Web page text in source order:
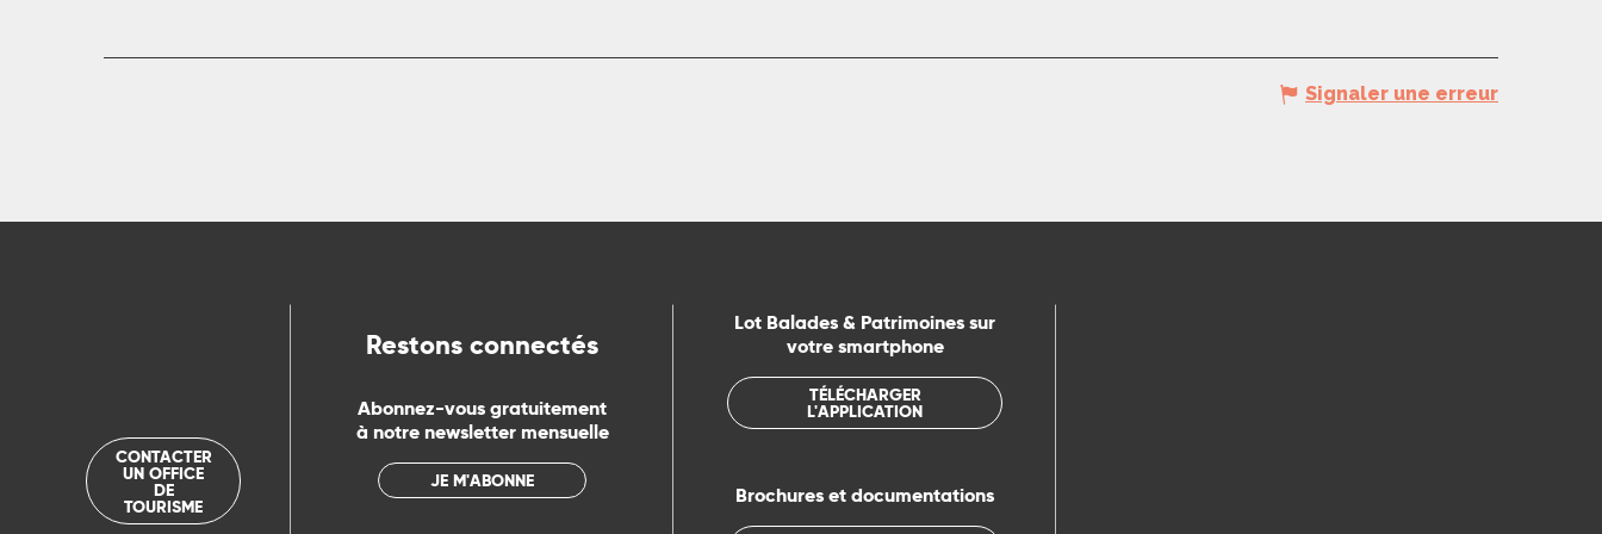
Signaler une erreur
CONTACTER
UN OFFICE
DE
TOURISME
Restons connectés
Abonnez-vous gratuitement
à notre newsletter mensuelle
JE M'ABONNE
Lot Balades & Patrimoines sur
votre smartphone
TÉLÉCHARGER
L'APPLICATION
Brochures et documentations